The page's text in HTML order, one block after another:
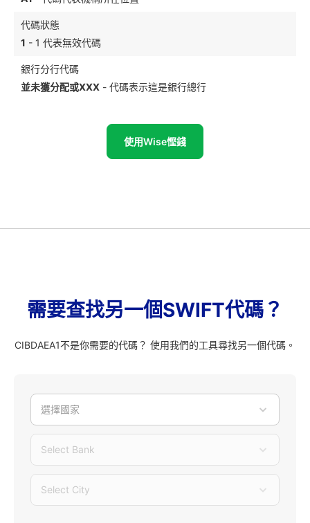
代碼狀態
1 - 1 代表無效代碼
銀行分行代碼
並未獲分配或XXX - 代碼表示這是銀行總行
使用Wise慳錢
需要查找另一個SWIFT代碼？
CIBDAEA1不是你需要的代碼？ 使用我們的工具尋找另一個代碼。
選擇國家
Select Bank
Select City